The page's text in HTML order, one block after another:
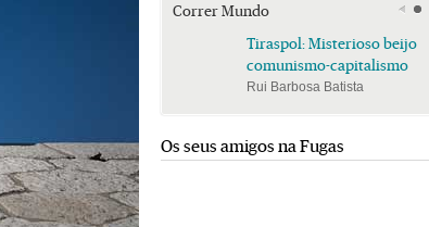
Correr Mundo
Tiraspol: Misterioso beijo
comunismo-capitalismo
Rui Barbosa Batista
Os seus amigos na Fugas